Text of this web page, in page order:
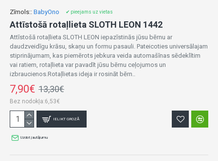
Zīmols:: BabyOno ✔ pieejams uz vietas
Attīstošā rotaļlieta SLOTH LEON 1442
Attīstošā rotaļlieta SLOTH LEON iepazīstinās jūsu bērnu ar
daudzveidīgu krāsu, skaņu un formu pasauli. Pateicoties universālajam
stiprinājumam, kas piemērots jebkura veida automašīnas sēdeklītim
vai ratiem, rotaļlieta var pavadīt jūsu bērnu ceļojumos un
izbraucienos.Rotaļlietas ideja ir rosināt bērn..
7,90€ 13,30€
Bez nodokļa:6,53€
IELIKT GROZĀ
Uzdot jautājumu